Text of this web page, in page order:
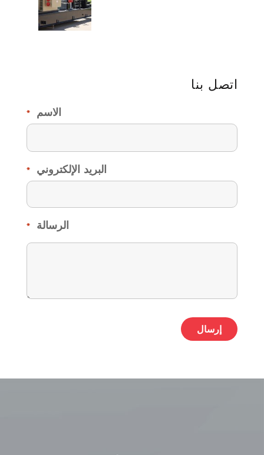
اتصل بنا
الاسم *
البريد الإلكتروني *
الرسالة *